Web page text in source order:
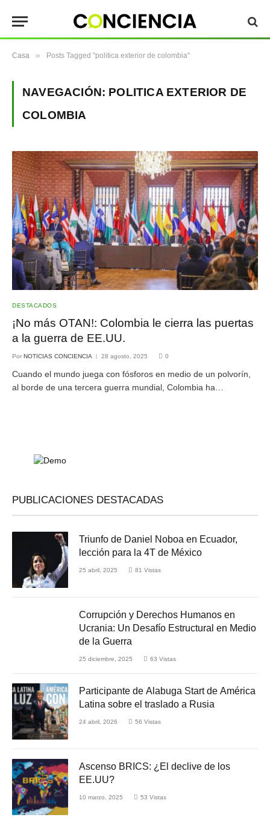
Casa » Posts Tagged "politica exterior de colombia"
NAVEGACIÓN: POLITICA EXTERIOR DE
COLOMBIA
DESTACADOS
¡No más OTAN!: Colombia le cierra las puertas
a la guerra de EE.UU.
Por NOTICIAS CONCIENCIA 28 agosto, 2025 0
Cuando el mundo juega con fósforos en medio de un polvorín,
al borde de una tercera guerra mundial, Colombia ha…
PUBLICACIONES DESTACADAS
Triunfo de Daniel Noboa en Ecuador,
lección para la 4T de México
25 abril, 2025 81 Vistas
Corrupción y Derechos Humanos en
Ucrania: Un Desafío Estructural en Medio
de la Guerra
25 diciembre, 2025 63 Vistas
Participante de Alabuga Start de América
Latina sobre el traslado a Rusia
24 abril, 2026 56 Vistas
Ascenso BRICS: ¿El declive de los
EE.UU?
10 marzo, 2025 53 Vistas